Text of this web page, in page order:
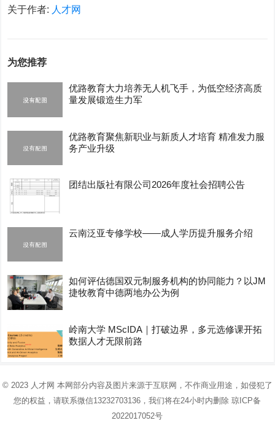
关于作者: 人才网
为您推荐
优路教育大力培养无人机飞手，为低空经济高质
量发展锻造生力军
优路教育聚焦新职业与新质人才培育 精准发力服
务产业升级
团结出版社有限公司2026年度社会招聘公告
云南泛亚专修学校——成人学历提升服务介绍
如何评估德国双元制服务机构的协同能力？以JM
捷牧教育中德两地办公为例
岭南大学 MScIDA｜打破边界，多元选修课开拓
数据人才无限前路
© 2023 人才网 本网部分内容及图片来源于互联网，不作商业用途，如侵犯了
您的权益，请联系微信13232703136，我们将在24小时内删除琼ICP备
2022017052号